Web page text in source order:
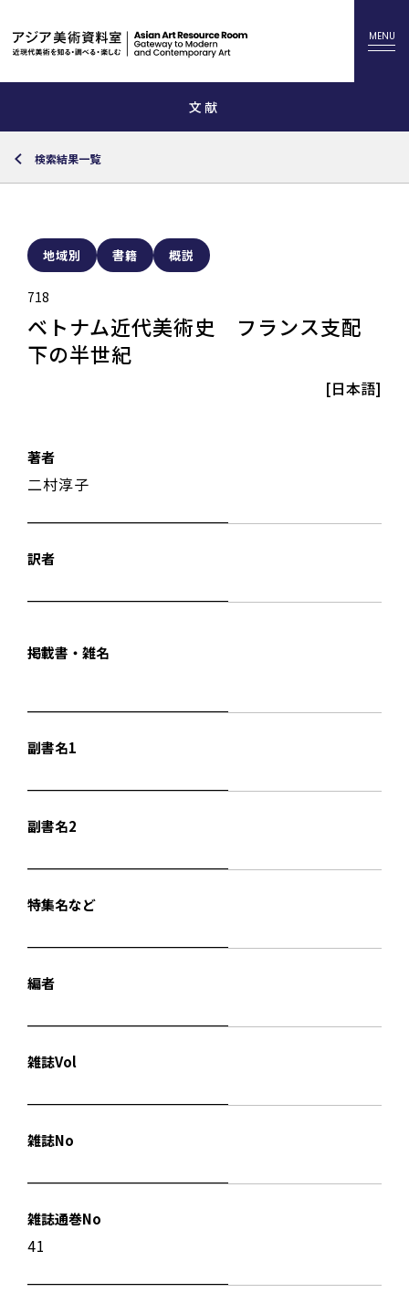
文献
検索結果一覧
地域別 書籍 概説
718
ベトナム近代美術史 フランス支配
下の半世紀
[日本語]
著者
二村淳子
訳者
掲載書・雑名
副書名1
副書名2
特集名など
編者
雑誌Vol
雑誌No
雑誌通巻No
41